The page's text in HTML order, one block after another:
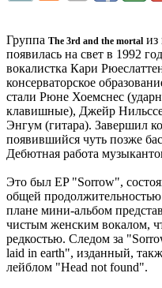
Группа The 3rd and the mortal из
появилась на свет в 1992
вокалистка Кари
консерваторское
стали Рюне Хоемснес
клавишные), Джейр
Энгум (гитара). Завершил
появившийся чуть позже
Дебютная работа
Это был EP "Sorrow",
общей
плане мини-альбом
чистым женским вокалом,
редкостью. Следом за
laid in earth", изданный,
лейблом "Head not found".